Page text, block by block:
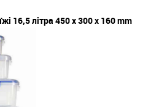
16,5 літра 450 x 300 x 160 mm